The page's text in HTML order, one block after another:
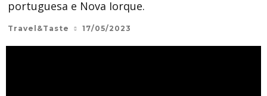
portuguesa e Nova Iorque.
Travel&Taste 17/05/2023